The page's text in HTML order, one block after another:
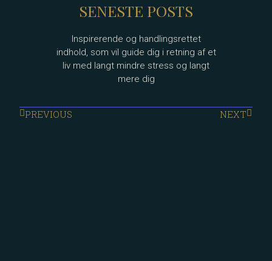
SENESTE POSTS
Inspirerende og handlingsrettet
indhold, som vil guide dig i retning af et
liv med langt mindre stress og langt
mere dig
PREVIOUS NEXT